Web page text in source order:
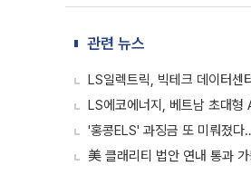
관련 뉴스
LS일렉트릭, 빅테크 데이터
LS에코에너지, 베트남 초대형
'홍콩ELS' 과징금 또 미뤄졌
美 클래리티 법안 연내 통과